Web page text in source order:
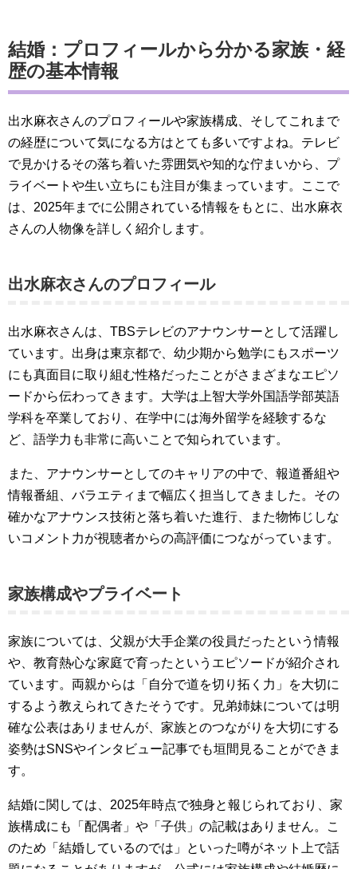
結婚：プロフィールから分かる家族・経
歴の基本情報
出水麻衣さんのプロフィールや家族構成、そしてこれまで
の経歴について気になる方はとても多いですよね。テレビ
で見かけるその落ち着いた雰囲気や知的な佇まいから、プ
ライベートや生い立ちにも注目が集まっています。ここで
は、2025年までに公開されている情報をもとに、出水麻衣
さんの人物像を詳しく紹介します。
出水麻衣さんのプロフィール
出水麻衣さんは、TBSテレビのアナウンサーとして活躍し
ています。出身は東京都で、幼少期から勉学にもスポーツ
にも真面目に取り組む性格だったことがさまざまなエピソ
ードから伝わってきます。大学は上智大学外国語学部英語
学科を卒業しており、在学中には海外留学を経験するな
ど、語学力も非常に高いことで知られています。
また、アナウンサーとしてのキャリアの中で、報道番組や
情報番組、バラエティまで幅広く担当してきました。その
確かなアナウンス技術と落ち着いた進行、また物怖じしな
いコメント力が視聴者からの高評価につながっています。
家族構成やプライベート
家族については、父親が大手企業の役員だったという情報
や、教育熱心な家庭で育ったというエピソードが紹介され
ています。両親からは「自分で道を切り拓く力」を大切に
するよう教えられてきたそうです。兄弟姉妹については明
確な公表はありませんが、家族とのつながりを大切にする
姿勢はSNSやインタビュー記事でも垣間見ることができま
す。
結婚に関しては、2025年時点で独身と報じられており、家
族構成にも「配偶者」や「子供」の記載はありません。こ
のため「結婚しているのでは」といった噂がネット上で話